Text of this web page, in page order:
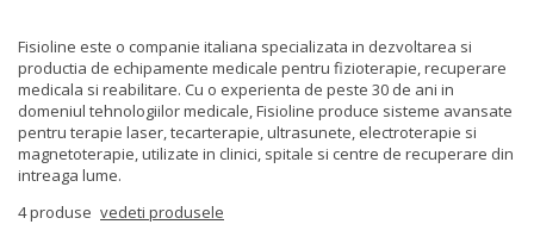
Fisioline este o companie italiana specializata in dezvoltarea si
productia de echipamente medicale pentru fizioterapie, recuperare
medicala si reabilitare. Cu o experienta de peste 30 de ani in
domeniul tehnologiilor medicale, Fisioline produce sisteme avansate
pentru terapie laser, tecarterapie, ultrasunete, electroterapie si
magnetoterapie, utilizate in clinici, spitale si centre de recuperare din
intreaga lume.
4 produse vedeti produsele